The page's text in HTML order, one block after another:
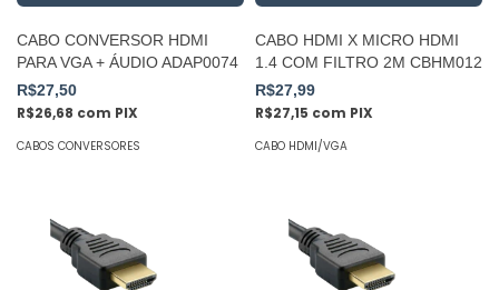
CABO CONVERSOR HDMI
PARA VGA + ÁUDIO ADAP0074
R$27,50
R$26,68 com PIX
CABOS CONVERSORES
CABO HDMI X MICRO HDMI
1.4 COM FILTRO 2M CBHM012
R$27,99
R$27,15 com PIX
CABO HDMI/VGA